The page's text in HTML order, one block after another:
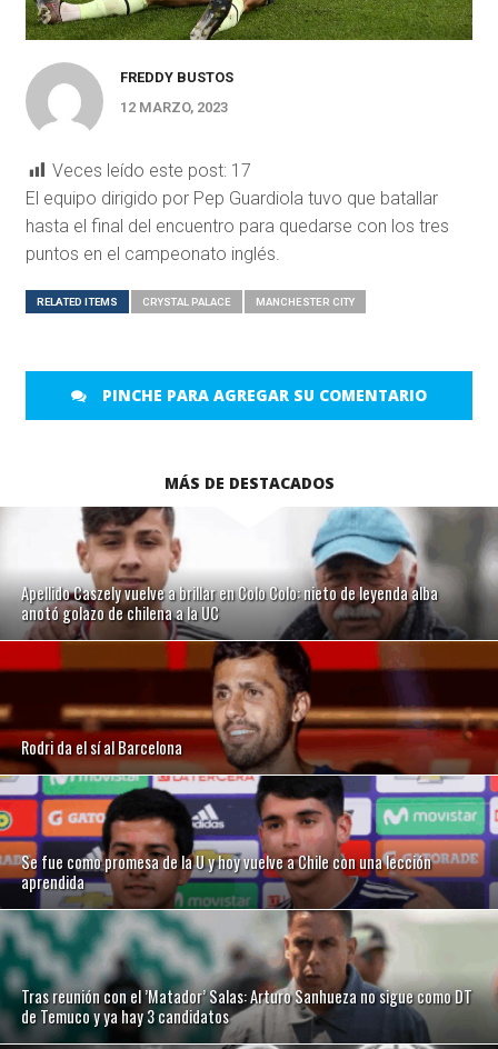
FREDDY BUSTOS
12 MARZO, 2023
Veces leído este post: 17
El equipo dirigido por Pep Guardiola tuvo que batallar
hasta el final del encuentro para quedarse con los tres
puntos en el campeonato inglés.
RELATED ITEMS CRYSTAL PALACE MANCHESTER CITY
PINCHE PARA AGREGAR SU COMENTARIO
MÁS DE DESTACADOS
Apellido Caszely vuelve a brillar en Colo Colo: nieto de leyenda alba
anotó golazo de chilena a la UC
Rodri da el sí al Barcelona
Se fue como promesa de la U y hoy vuelve a Chile con una lección
aprendida
Tras reunión con el ’Matador’ Salas: Arturo Sanhueza no sigue como DT
de Temuco y ya hay 3 candidatos